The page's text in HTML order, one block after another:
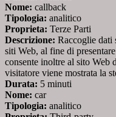
Nome: callback
Tipologia: analitico
Proprieta: Terze Parti
Descrizione: Raccoglie dati
siti Web, al fine di
consente inoltre al sito
visitatore viene mostrata la
Durata: 5 minuti
Nome: car
Tipologia: analitico